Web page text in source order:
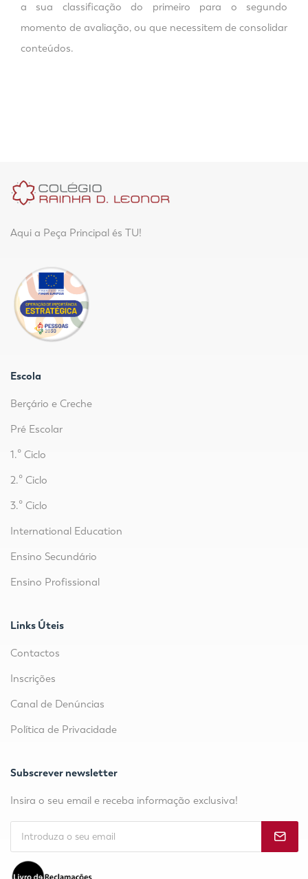
a sua classificação do primeiro para o segundo
momento de avaliação, ou que necessitem de consolidar
conteúdos.
Aqui a Peça Principal és TU!
Escola
Berçário e Creche
Pré Escolar
1.º Ciclo
2.º Ciclo
3.º Ciclo
International Education
Ensino Secundário
Ensino Profissional
Links Úteis
Contactos
Inscrições
Canal de Denúncias
Política de Privacidade
Subscrever newsletter
Insira o seu email e receba informação exclusiva!